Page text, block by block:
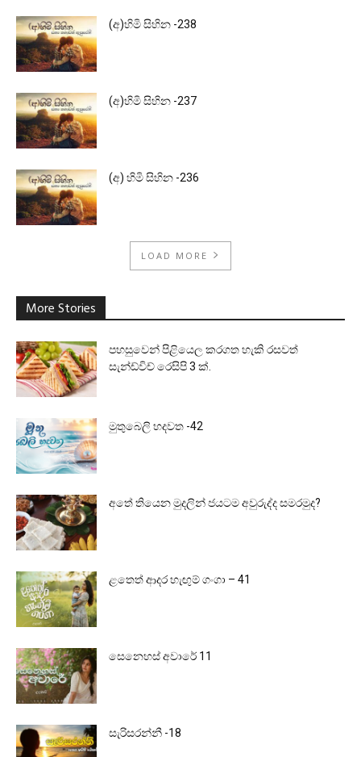
(අ)හිමි සිහින -238
(අ)හිමි සිහින -237
(අ) හිමි සිහින -236
LOAD MORE
More Stories
පහසුවෙන් පිළියෙල කරගත හැකි රසවත්
සැන්ඩ්විච් රෙසිපි 3 ක්.
මුතුබෙලි හදවත -42
අතේ තියෙන මුදලින් ජයටම අවුරුද්ද සමරමුද?
ළතෙත් ආදර හැඟුම් ගංගා – 41
සෙනෙහස් අවාරේ 11
සැරිසරන්නී -18